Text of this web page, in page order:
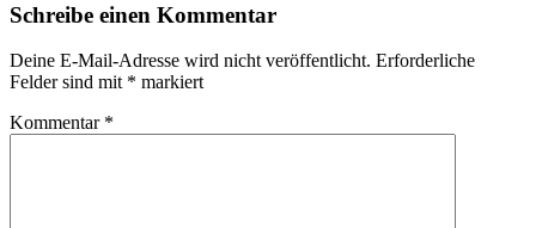
Schreibe einen Kommentar
Deine E-Mail-Adresse wird nicht veröffentlicht. Erforderliche
Felder sind mit * markiert
Kommentar *